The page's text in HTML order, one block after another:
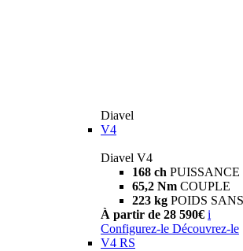
Diavel
V4
Diavel V4
168 ch PUISSANCE
65,2 Nm COUPLE
223 kg POIDS
À partir de 28 590€ i
Configurez-le Découvrez-le
V4 RS